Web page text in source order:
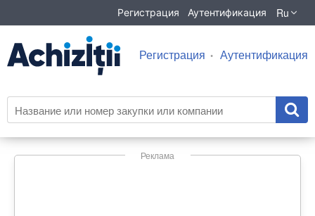
Регистрация Аутентификация Ru
Регистрация Аутентификация
Реклама